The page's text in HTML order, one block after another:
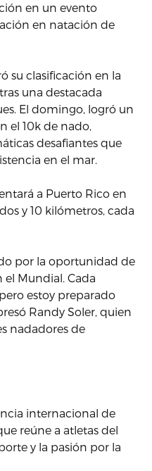
en un evento
en natación de
su clasificación en la
una destacada
El domingo, logró un
el 10k de nado,
desafiantes que
en el mar.
a Puerto Rico en
y 10 kilómetros, cada
por la oportunidad de
el Mundial. Cada
estoy preparado
Randy Soler, quien
nadadores de
internacional de
reúne a atletas del
y la pasión por la